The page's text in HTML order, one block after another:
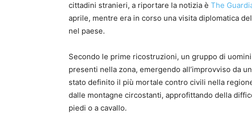
cittadini stranieri, a riportare la notizia è The
aprile, mentre era in corso una visita diplomatica
nel paese.
Secondo le prime ricostruzioni, un gruppo di
presenti nella zona, emergendo all’improvviso da
stato definito il più mortale contro civili nella
dalle montagne circostanti, approfittando della
piedi o a cavallo.